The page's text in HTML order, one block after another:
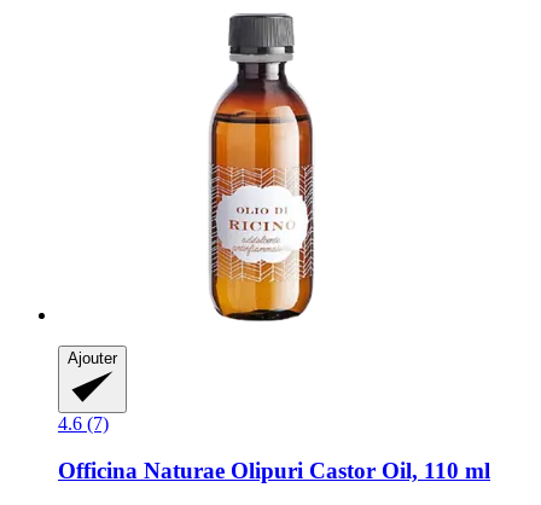
Ajouter
4.6 (7)
Officina Naturae Olipuri Castor Oil, 110 ml